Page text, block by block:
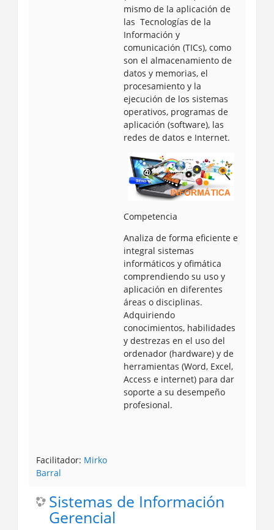
mismo de la aplicación de
las Tecnologías de la
Información y
comunicación (TICs), como
son el almacenamiento de
datos y memorias, el
procesamiento y la
ejecución de los sistemas
operativos, programas de
aplicación (software), las
redes de datos e Internet.
Competencia
Analiza de forma eficiente e
integral sistemas
informáticos y ofimática
comprendiendo su uso y
aplicación en diferentes
áreas o disciplinas.
Adquiriendo
conocimientos, habilidades
y destrezas en el uso del
ordenador (hardware) y de
herramientas (Word, Excel,
Access e internet) para dar
soporte a su desempeño
profesional.
Facilitador: Mirko
Barral
Sistemas de Información
Gerencial